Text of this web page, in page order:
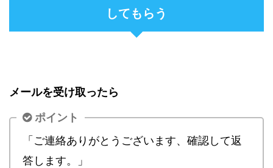
してもらう
メールを受け取ったら
ポイント
「ご連絡ありがとうございます、確認して返
答します。」